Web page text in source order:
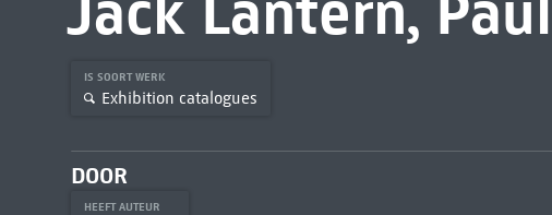
IS SOORT WERK
Exhibition catalogues
DOOR
HEEFT AUTEUR